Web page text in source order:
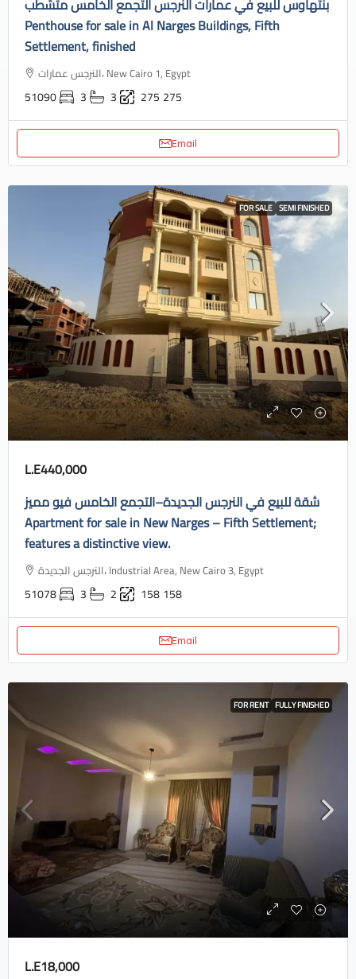
بنتهاوس للبيع في عمارات النرجس التجمع الخامس متشطب
Penthouse for sale in Al Narges Buildings, Fifth
Settlement, finished
النرجس عمارات، New Cairo 1, Egypt
51090 3 3 275 275
Email
FOR SALE SEMI FINISHED
L.E440,000
شقة للبيع في النرجس الجديدة–التجمع الخامس فيو مميز
Apartment for sale in New Narges – Fifth Settlement;
features a distinctive view.
النرجس الجديدة، Industrial Area, New Cairo 3, Egypt
51078 3 2 158158
Email
FOR RENT FULLY FINISHED
L.E18,000